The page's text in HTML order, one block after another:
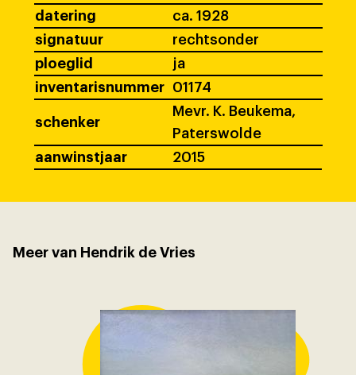
datering
ca. 1928
signatuur
rechtsonder
ploeglid
ja
inventarisnummer
01174
schenker
Mevr. K. Beukema,
Paterswolde
aanwinstjaar
2015
Meer van Hendrik de Vries